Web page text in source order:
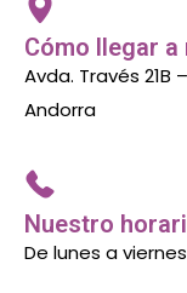
Cómo llegar
Avda. Través 21B
Andorra
Nuestro
De lunes a